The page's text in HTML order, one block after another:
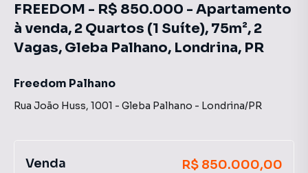
FREEDOM - R$ 850.000 - Apartamento
à venda, 2 Quartos (1 Suíte), 75m², 2
Vagas, Gleba Palhano, Londrina, PR
Freedom Palhano
Rua João Huss, 1001 - Gleba Palhano - Londrina/PR
Venda R$ 850.000,00